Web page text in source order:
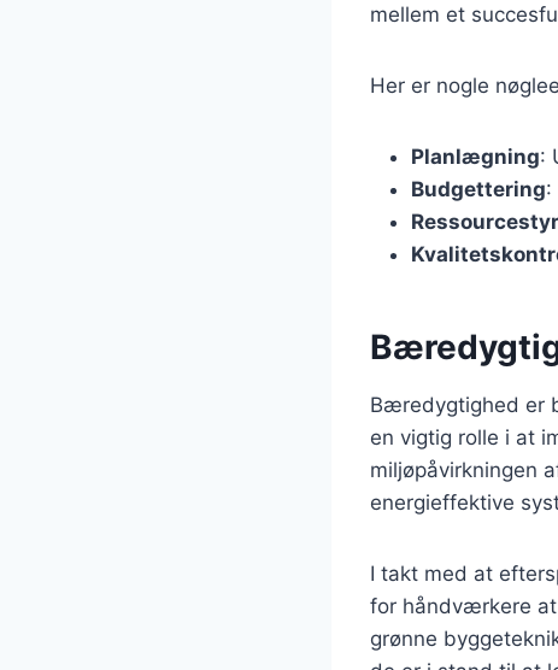
mellem et
Her er nogle
Planlægning:
Budgettering:
Bæredygtighed er
en vigtig rolle i at
miljøpåvirkningen
energieffektive
I takt med at
for håndværkere
grønne